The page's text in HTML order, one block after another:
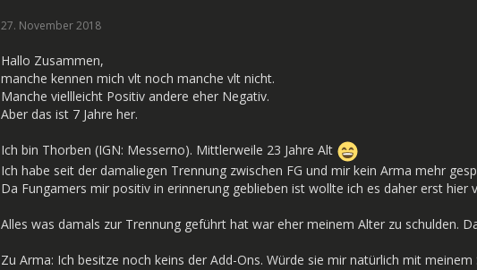
27. November 2018
Hallo Zusammen,
manche kennen mich vlt noch manche vlt nicht.
Manche viellleicht Positiv andere eher Negativ.
Aber das ist 7 Jahre her.
Ich bin Thorben (IGN: Messerno). Mittlerweile 23 Jahre Alt
Ich habe seit der damaliegen Trennung zwischen FG und mir kein Arma mehr
Da Fungamers mir positiv in erinnerung geblieben ist wollte ich es daher erst hier
Alles was damals zur Trennung geführt hat war eher meinem Alter zu schulden.
Zu Arma: Ich besitze noch keins der Add-Ons. Würde sie mir natürlich mit